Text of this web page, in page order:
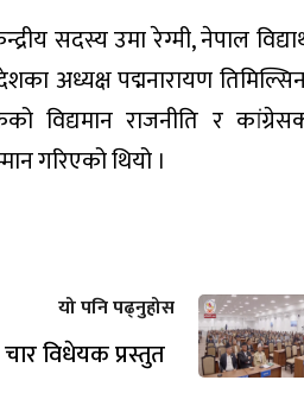
सदस्य उमा रेग्मी, नेपाल
अध्यक्ष पद्मनारायण
विद्यमान राजनीति र
गरिएको थियो ।
यो पनि पढ्नुहोस
विधेयक प्रस्तुत